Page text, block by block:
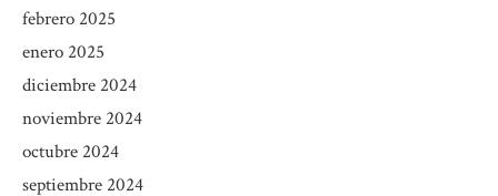
febrero 2025
enero 2025
diciembre 2024
noviembre 2024
octubre 2024
septiembre 2024